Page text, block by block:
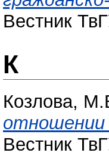
Вестник
К
Козлова,
отношении
Вестник